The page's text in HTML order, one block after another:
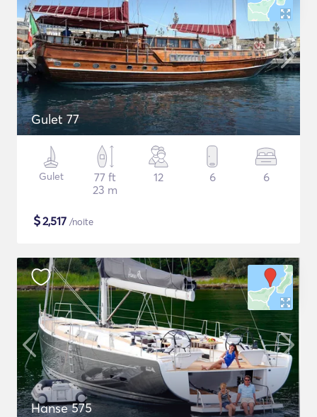
Gulet 77
Gulet
77 ft
23 m
12 6 6
$2,517 /noite
Hanse 575